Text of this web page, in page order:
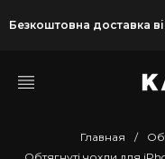
Безкоштовна доставка
Главная /